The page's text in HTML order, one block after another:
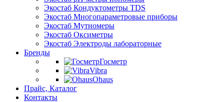
Экостаб Кондуктометры TDS
Экостаб Многопараметровые приборы
Экостаб Мутномеры
Экостаб Оксиметры
Экостаб Электроды лабораторные
Бренды
Госметр
Vibra
Ohaus
Прайс, Каталог
Контакты